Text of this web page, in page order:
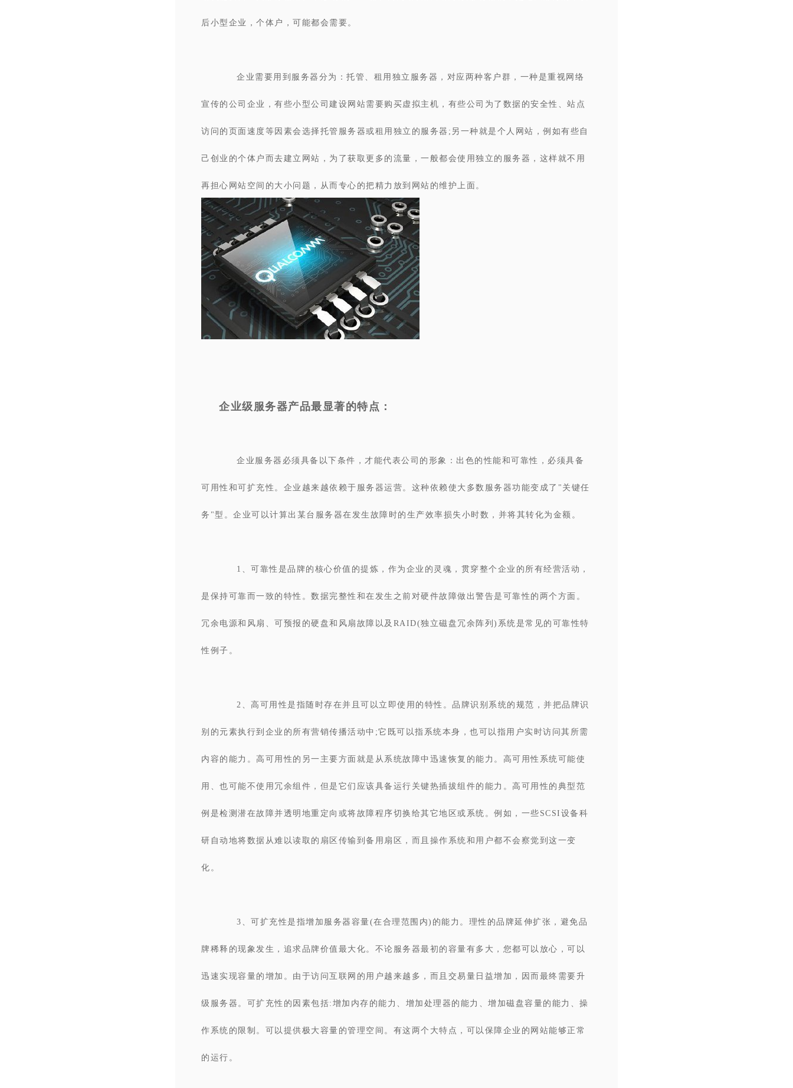
后小型企业，个体户，可能都会需要。
企业需要用到服务器分为：托管、租用独立服务器，对应两种客户群，一种是重视网络
宣传的公司企业，有些小型公司建设网站需要购买虚拟主机，有些公司为了数据的安全性、站点
访问的页面速度等因素会选择托管服务器或租用独立的服务器;另一种就是个人网站，例如有些自
己创业的个体户而去建立网站，为了获取更多的流量，一般都会使用独立的服务 器，这样就不用
再担心网站空间的大小问题，从而专心的把精力放到网站的维护上面。
企业级服务器产品最显著的特点：
企业服务器必须具备以下条件，才能代表公司的形象：出色的性能和可靠性，必须具备
可用性和可扩充性。企业越来越依赖于服务器运营。这种依赖使大多数服务器功能变成了"关键任
务"型。企业可以计算出某台服务器在发生故障时的生产效率损失小时数，并将其转化为金额。
1、可靠性是品牌的核心价值的提炼，作为企业的灵魂，贯穿整个企业的所有经营活动，
是保持可靠而一致的特性。数据完整性和在发生之前对硬件故障做出警告是可靠性的两个方面。
冗余电源和风扇、可预报的硬盘和风扇故障以及RAID(独立磁盘冗余阵列)系统是常见的可靠性特
性例子。
2、高可用性是指随时存在并且可以立即使用的特性。品牌识别系统的规范，并把品牌识
别的元素执行到企业的所有营销传播活动中;它既可以指系统本身，也可以指用户实时访问其所需
内容的能力。高可用性的另一主要方面就是从系统故障中迅速恢复的能力。高可用性系统可能使
用、也可能不使用冗余组件，但是它们应该具备运行关键热插拔组件的能力。高可用性的典型范
例是检测潜在故障并透明地重定向或将故障程序切换给其它地区或系统。例如，一些SCSI设备科
研自动地将数据从难以读取的扇区传输到备用扇区，而且操作系统和用户都不会察觉到这一变
化。
3、可扩充性是指增加服务器容量(在合理范围内)的能力。理性的品牌延伸扩张，避免品
牌稀释的现象发生，追求品牌价值最大化。不论服务器最初的容量有多大，您都可以放心，可以
迅速实现容量的增加。由于访问互联网的用户越来越多，而且交易量日益增加，因而最终需要升
级服务器。可扩充性的因素包括:增加内存的能力、增加处理器的能力、增加磁盘容量的能力、操
作系统的限制。可以提供极大容量的管理空间。有这两个大特点，可以保障企业的网站能够正常
的运行。